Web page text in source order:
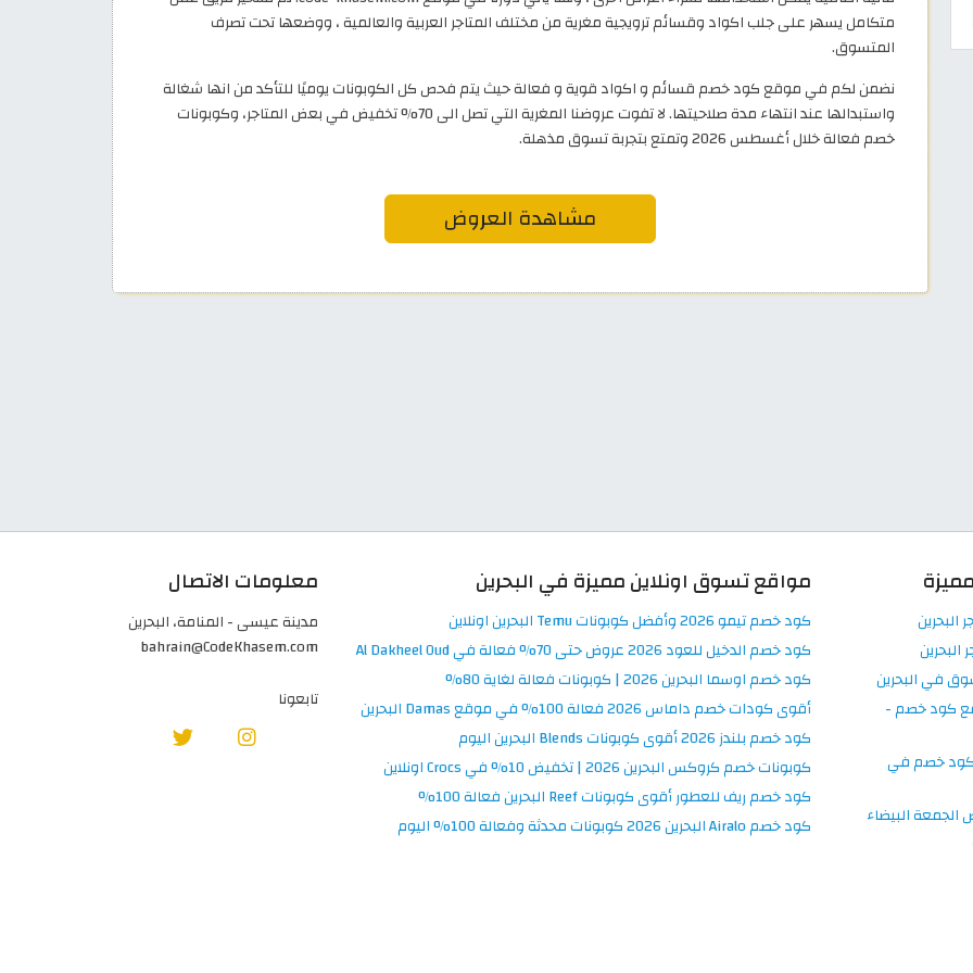
متكامل يسهر على جلب اكواد وقسائم ترويجية مغرية من مختلف المتاجر العربية والعالمية ، ووضعها تحت تصرف
المتسوق.
نضمن لكم في موقع كود خصم قسائم و اكواد قوية و فعالة حيث يتم فحص كل الكوبونات يوميًا للتأكد من انها شغالة
واستبدالها عند انتهاء مدة صلاحيتها. لا تفوت عروضنا المغرية التي تصل الى 70% تخفيض في بعض المتاجر، وكوبونات
خصم فعالة خلال أغسطس 2026 وتمتع بتجربة تسوق مذهلة.
مشاهدة العروض
البحرين
في البحرين
كود خصم -
خصم في
البيضاء
مواقع تسوق اونلاين مميزة في البحرين
كود خصم تيمو 2026 وأفضل كوبونات Temu البحرين اونلاين
كود خصم الدخيل للعود 2026 عروض حتى 70% فعالة في Al Dakheel Oud
كود خصم اوسما البحرين 2026 | كوبونات فعالة لغاية 80%
أقوى كودات خصم داماس 2026 فعالة 100% في موقع Damas البحرين
كود خصم بلندز 2026 أقوى كوبونات Blends البحرين اليوم
كوبونات خصم كروكس البحرين 2026 | تخفيض 10% في Crocs اونلاين
كود خصم ريف للعطور أقوى كوبونات Reef البحرين فعالة 100%
كود خصم Airalo البحرين 2026 كوبونات محدثة وفعالة 100% اليوم
معلومات الاتصال
مدينة عيسى - المنامة، البحرين
bahrain@CodeKhasem.com
تابعونا